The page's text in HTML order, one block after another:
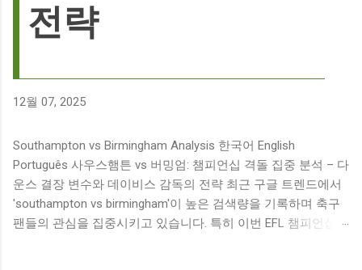
전략
12월 07, 2025
Southampton vs Birmingham Analysis 한국어 English
Português 사우스햄튼 vs 버밍엄: 챔피언십 격돌 집중 분석 – 다
운스 결장 변수와 데이비스 감독의 전략 최근 구글 트렌드에서
'southampton vs birmingham'이 높은 검색량을 기록하며 축구
팬들의 관심을 집중시키고 있습니다. 특히 이번 EFL 챔피언십